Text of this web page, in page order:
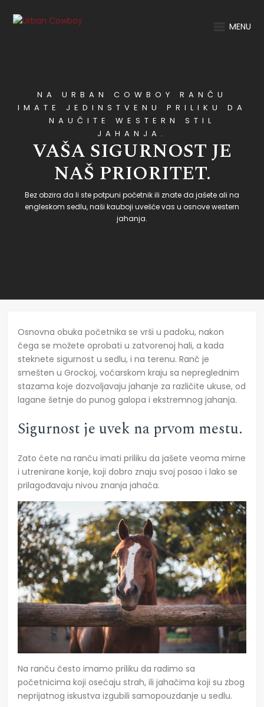
MENU
NA URBAN COWBOY RANČU
IMATE JEDINSTVENU PRILIKU DA
NAUČITE WESTERN STIL
JAHANJA.
VAŠA SIGURNOST JE
NAŠ PRIORITET.
Bez obzira da li ste potpuni početnik ili znate da jašete ali na
engleskom sedlu, naši kauboji uvešće vas u osnove western
jahanja.
Osnovna obuka početnika se vrši u padoku, nakon
čega se možete oprobati u zatvorenoj hali, a kada
steknete sigurnost u sedlu, i na terenu. Ranč je
smešten u Grockoj, voćarskom kraju sa nepreglednim
stazama koje dozvoljavaju jahanje za različite ukuse, od
lagane šetnje do punog galopa i ekstremnog jahanja.
Sigurnost je uvek na prvom mestu.
Zato ćete na ranču imati priliku da jašete veoma mirne
i utrenirane konje, koji dobro znaju svoj posao i lako se
prilagođavaju nivou znanja jahača.
Na ranču često imamo priliku da radimo sa
početnicima koji osećaju strah, ili jahačima koji su zbog
neprijatnog iskustva izgubili samopouzdanje u sedlu.